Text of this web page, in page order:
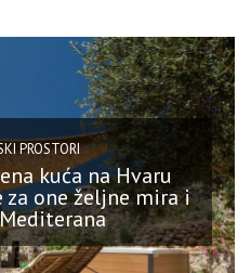
PROSTORI
kuća na Hvaru
one željne mira i